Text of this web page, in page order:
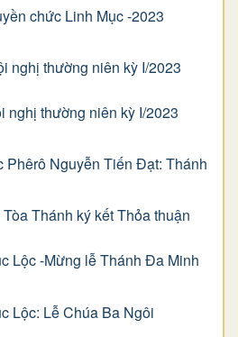
chức Linh Mục -2023
nghị thường niên kỳ I/2023
nghị thường niên kỳ I/2023
Phêrô Nguyễn Tiến Đạt: Thánh
Thánh ký kết Thỏa thuận
Lộc -Mừng lễ Thánh Đa Minh
Lộc: Lễ Chúa Ba Ngôi